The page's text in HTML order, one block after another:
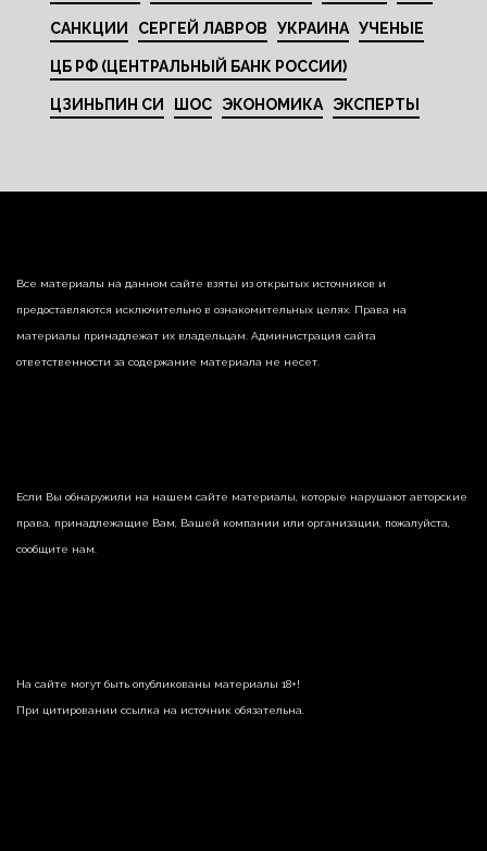
САНКЦИИ СЕРГЕЙ ЛАВРОВ УКРАИНА УЧЕНЫЕ
ЦБ РФ (ЦЕНТРАЛЬНЫЙ БАНК РОССИИ)
ЦЗИНЬПИН СИ ШОС ЭКОНОМИКА ЭКСПЕРТЫ
Все материалы на данном сайте взяты из открытых источников и
предоставляются исключительно в ознакомительных целях. Права на
материалы принадлежат их владельцам. Администрация сайта
ответственности за содержание материала не несет.
Если Вы обнаружили на нашем сайте материалы, которые нарушают авторские
права, принадлежащие Вам, Вашей компании или организации, пожалуйста,
сообщите нам.
На сайте могут быть опубликованы материалы 18+!
При цитировании ссылка на источник обязательна.